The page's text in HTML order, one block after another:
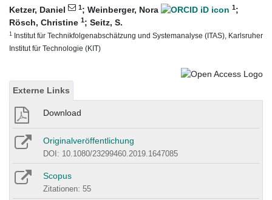
Ketzer, Daniel 1; Weinberger, Nora 1;
Rösch, Christine 1; Seitz, S.
1 Institut für Technikfolgenabschätzung und Systemanalyse (ITAS), Karlsruher
Institut für Technologie (KIT)
Externe Links
Download
Originalveröffentlichung
DOI: 10.1080/23299460.2019.1647085
Scopus
Zitationen: 55